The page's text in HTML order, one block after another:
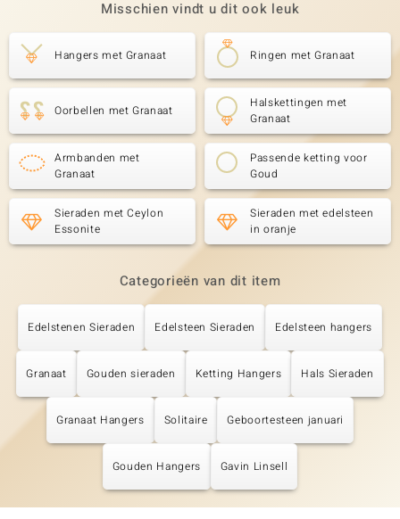
Misschien vindt u dit ook leuk
Hangers met Granaat Ringen met Granaat
Oorbellen met Granaat
Halskettingen met
Granaat
Armbanden met
Granaat
Passende ketting voor
Goud
Sieraden met Ceylon
Essonite
Sieraden met edelsteen
in oranje
Categorieën van dit item
Edelstenen Sieraden Edelsteen Sieraden Edelsteen hangers
Granaat Gouden sieraden Ketting Hangers Hals Sieraden
Granaat Hangers Solitaire Geboortesteen januari
Gouden Hangers Gavin Linsell